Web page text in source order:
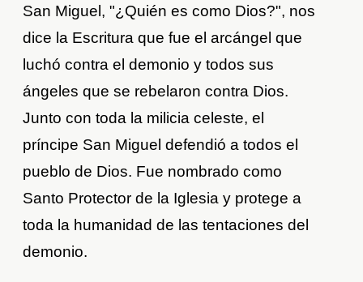
San Miguel, "¿Quién es como Dios?", nos
dice la Escritura que fue el arcángel que
luchó contra el demonio y todos sus
ángeles que se rebelaron contra Dios.
Junto con toda la milicia celeste, el
príncipe San Miguel defendió a todos el
pueblo de Dios. Fue nombrado como
Santo Protector de la Iglesia y protege a
toda la humanidad de las tentaciones del
demonio.